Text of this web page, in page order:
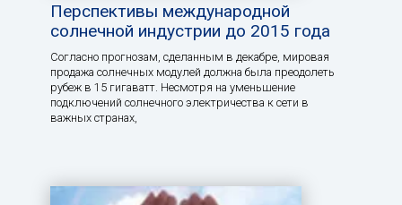
Перспективы международной
солнечной индустрии до 2015 года
Согласно прогнозам, сделанным в декабре, мировая
продажа солнечных модулей должна была преодолеть
рубеж в 15 гигаватт. Несмотря на уменьшение
подключений солнечного электричества к сети в
важных странах,